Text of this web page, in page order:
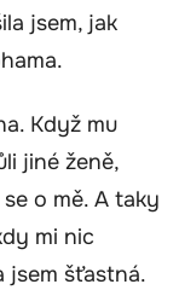
jsem, jak
Když mu
jiné ženě,
o mě. A taky
mi nic
jsem šťastná.